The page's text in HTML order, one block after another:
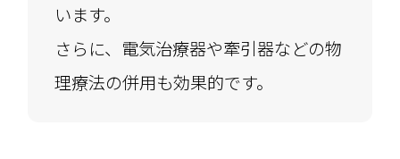
います。
さらに、電気治療器や牽引器などの物
理療法の併用も効果的です。